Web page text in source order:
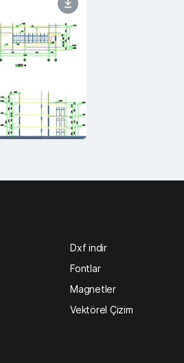
Dxf indir
Fontlar
Magnetler
Vektörel Çizim